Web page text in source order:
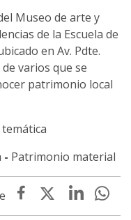
Museo de arte y
de la Escuela de
en Av. Pdte.
varios que se
patrimonio local
- Patrimonio material